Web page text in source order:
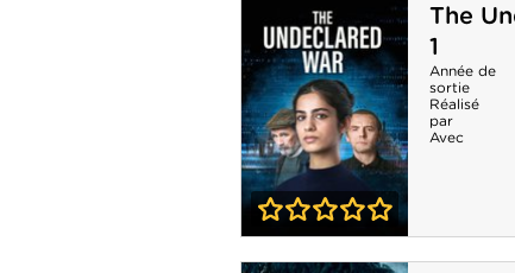
The
1
The Undeclared
Année de
sortie
Réalisé
par
Avec